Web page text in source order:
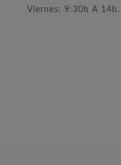
Viernes: 9:30h A 14h.